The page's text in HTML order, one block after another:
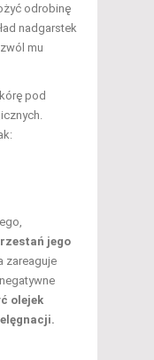
odrobinę
nadgarstek
mu
pod
jego
zareaguje
olejek